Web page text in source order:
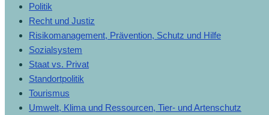
Politik
Recht und Justiz
Risikomanagement, Prävention, Schutz und Hilfe
Sozialsystem
Staat vs. Privat
Standortpolitik
Tourismus
Umwelt, Klima und Ressourcen, Tier- und Artenschutz